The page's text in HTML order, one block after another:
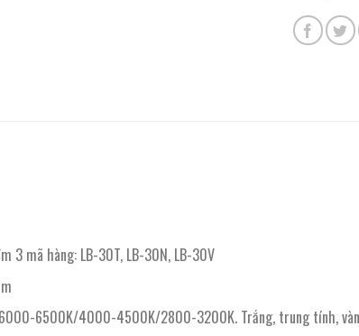
3 mã hàng: LB-30T, LB-30N, LB-30V
6000-6500K/4000-4500K/2800-3200K. Trắng, trung tính,